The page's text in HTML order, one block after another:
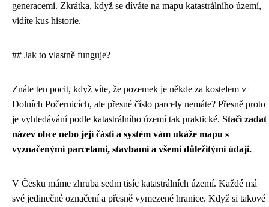
generacemi. Zkrátka, když se díváte na mapu katastrálního území,
vidíte kus historie.
## Jak to vlastně funguje?
Znáte ten pocit, když víte, že pozemek je někde za kostelem v
Dolních Počernicích, ale přesné číslo parcely nemáte? Přesně proto
je vyhledávání podle katastrálního území tak praktické. Stačí zadat
název obce nebo její části a systém vám ukáže mapu s
vyznačenými parcelami, stavbami a všemi důležitými údaji.
V Česku máme zhruba sedm tisíc katastrálních území. Každé má
své jedinečné označení a přesně vymezené hranice. Když si takové